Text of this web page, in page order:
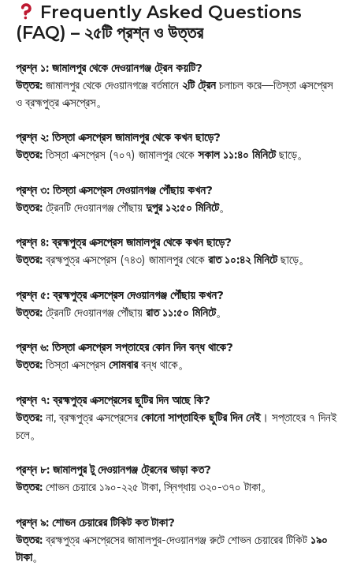
Frequently Asked Questions
(FAQ) – ২৫টি প্রশ্ন ও উত্তর
প্রশ্ন ১: জামালপুর থেকে দেওয়ানগঞ্জ ট্রেন কয়টি?
উত্তর: জামালপুর থেকে দেওয়ানগঞ্জে বর্তমানে ২টি ট্রেনচলাচল করে—তিস্তা এক্সপ্রেস
ও ব্রহ্মপুত্র এক্সপ্রেস。
প্রশ্ন ২: তিস্তা এক্সপ্রেস জামালপুর থেকে কখন ছাড়ে?
উত্তর: তিস্তা এক্সপ্রেস (৭০৭) জামালপুর থেকে সকাল ১১:৪০ মিনিটেছাড়ে。
প্রশ্ন ৩: তিস্তা এক্সপ্রেস দেওয়ানগঞ্জ পৌঁছায় কখন?
উত্তর: ট্রেনটি দেওয়ানগঞ্জ পৌঁছায় দুপুর ১২:৫০ মিনিটে。
প্রশ্ন ৪: ব্রহ্মপুত্র এক্সপ্রেস জামালপুর থেকে কখন ছাড়ে?
উত্তর:ব্রহ্মপুত্র এক্সপ্রেস (৭৪৩) জামালপুর থেকে রাত ১০:৪২ মিনিটেছাড়ে。
প্রশ্ন ৫: ব্রহ্মপুত্র এক্সপ্রেস দেওয়ানগঞ্জ পৌঁছায় কখন?
উত্তর: ট্রেনটি দেওয়ানগঞ্জ পৌঁছায় রাত ১১:৫০ মিনিটে。
প্রশ্ন ৬: তিস্তা এক্সপ্রেস সপ্তাহের কোন দিন বন্ধ থাকে?
উত্তর: তিস্তা এক্সপ্রেস সোমবারবন্ধ থাকে。
প্রশ্ন ৭: ব্রহ্মপুত্র এক্সপ্রেসের ছুটির দিন আছে কি?
উত্তর: না, ব্রহ্মপুত্র এক্সপ্রেসের কোনো সাপ্তাহিক ছুটির দিন নেই। সপ্তাহের ৭ দিনই
চলে。
প্রশ্ন ৮: জামালপুর টু দেওয়ানগঞ্জ ট্রেনের ভাড়া কত?
উত্তর: শোভন চেয়ারে ১৯০-২২৫ টাকা, স্নিগ্ধায় ৩২০-৩৭০ টাকা。
প্রশ্ন ৯: শোভন চেয়ারের টিকিট কত টাকা?
উত্তর:ব্রহ্মপুত্র এক্সপ্রেসের জামালপুর-দেওয়ানগঞ্জ রুটে শোভন চেয়ারের টিকিট ১৯০
টাকা。